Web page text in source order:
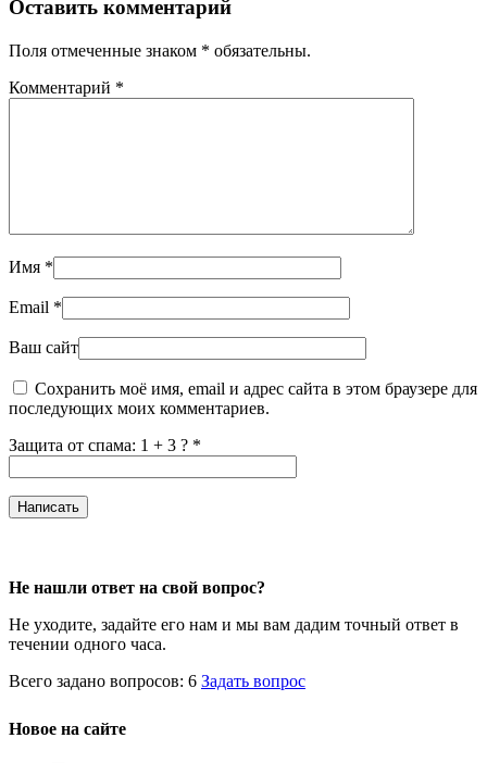
Оставить комментарий
Поля отмеченные знаком * обязательны.
Комментарий *
Имя *
Email *
Ваш сайт
Сохранить моё имя, email и адрес сайта в этом браузере для
последующих моих комментариев.
Защита от спама: 1 + 3 ? *
Не нашли ответ на свой вопрос?
Не уходите, задайте его нам и мы вам дадим точный ответ в
течении одного часа.
Всего задано вопросов: 6 Задать вопрос
Новое на сайте